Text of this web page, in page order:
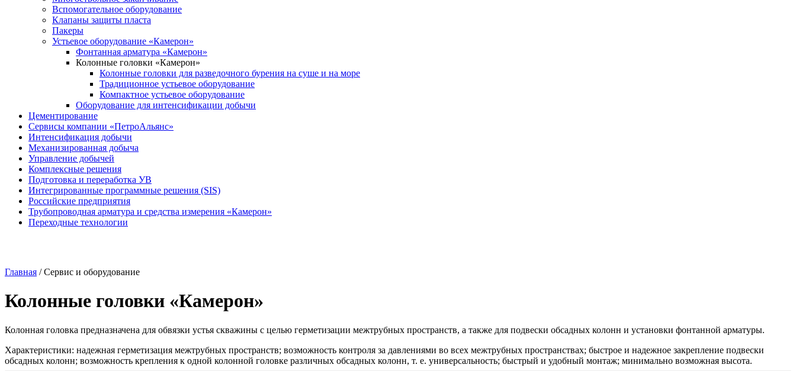
Вспомогательное оборудование
Клапаны защиты пласта
Пакеры
Устьевое оборудование «Камерон»
Фонтанная арматура «Камерон»
Колонные головки «Камерон»
Колонные головки для разведочного бурения на суше и на море
Традиционное устьевое оборудование
Компактное устьевое оборудование
Оборудование для интенсификации добычи
Цементирование
Сервисы компании «ПетроАльянс»
Интенсификация добычи
Механизированная добыча
Управление добычей
Комплексные решения
Подготовка и переработка УВ
Интегрированные программные решения (SIS)
Российские предприятия
Трубопроводная арматура и средства измерения «Камерон»
Переходные технологии
Главная /Сервис и оборудование
Колонные головки «Камерон»
Колонная головка предназначена для обвязки устья скважины с целью герметизации межтрубных пространств, а также для подвески обсадных колонн и установки фонтанной арматуры.
Характеристики: надежная герметизация межтрубных пространств; возможность контроля за давлениями во всех межтрубных пространствах; быстрое и надежное закрепление подвески
обсадных колонн; возможность крепления к одной колонной головке различных обсадных колонн, т. е. универсальность; быстрый и удобный монтаж; минимально возможная высота.